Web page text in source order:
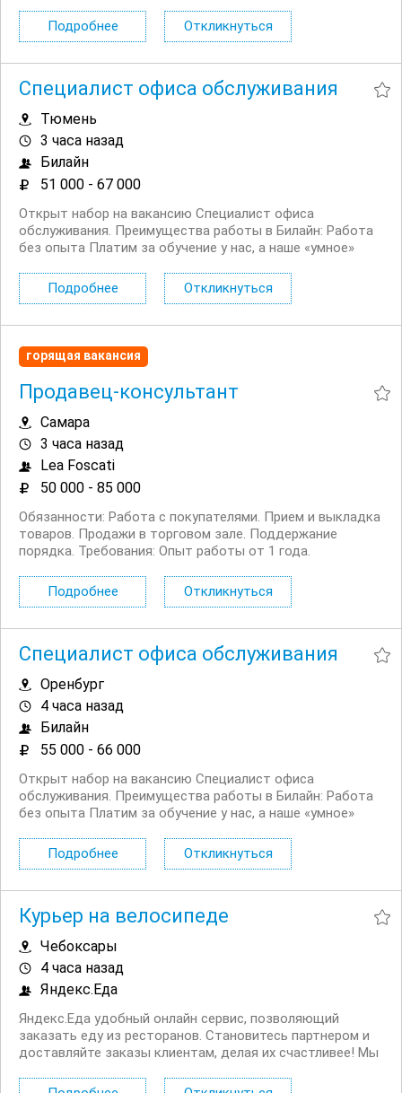
быстро отвечать на любые вопросы клиентов Рядом с
домом, подбираем офис рядом с...
Подробнее Откликнуться
Специалист офиса обслуживания
Тюмень
3 часа назад
Билайн
51 000 - 67 000
Открыт набор на вакансию Специалист офиса
обслуживания. Преимущества работы в Билайн: Работа
без опыта Платим за обучение у нас, а наше «умное»
быстро отвечать на любые вопросы клиентов Рядом с
домом, подбираем офис рядом с...
Подробнее Откликнуться
горящая вакансия
Продавец-консультант
Самара
3 часа назад
Lea Foscati
50 000 - 85 000
Обязанности: Работа с покупателями. Прием и выкладка
товаров. Продажи в торговом зале. Поддержание
порядка. Требования: Опыт работы от 1 года.
000 рублей за 18 рабочих дней. Премии. Официальное
трудоустройство. Стабильная...
Подробнее Откликнуться
Специалист офиса обслуживания
Оренбург
4 часа назад
Билайн
55 000 - 66 000
Открыт набор на вакансию Специалист офиса
обслуживания. Преимущества работы в Билайн: Работа
без опыта Платим за обучение у нас, а наше «умное»
быстро отвечать на любые вопросы клиентов Рядом с
домом, подбираем офис рядом с...
Подробнее Откликнуться
Курьер на велосипеде
Чебоксары
4 часа назад
Яндекс.Еда
Яндекс.Еда удобный онлайн сервис, позволяющий
заказать еду из ресторанов. Становитесь партнером и
доставляйте заказы клиентам, делая их счастливее! Мы
сотрудничающей с сервисом Яндекс.Еда. Условия: